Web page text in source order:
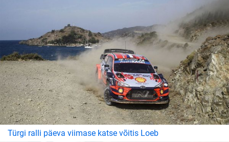
Türgi ralli päeva viimase katse võitis Loeb